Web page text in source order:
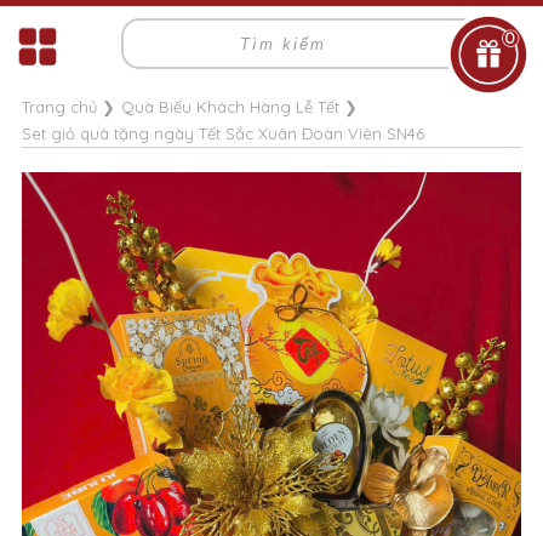
0
Trang chủ❯ Quà Biếu Khách Hàng Lễ Tết❯
Set giỏ quà tặng ngày Tết Sắc Xuân Đoàn Viên SN46